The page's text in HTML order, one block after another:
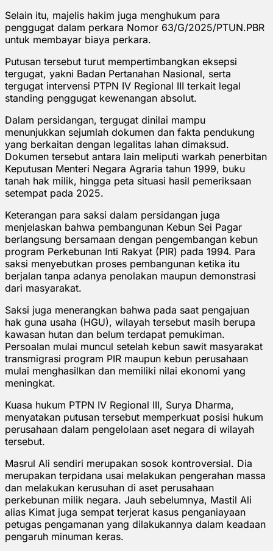
Selain itu, majelis hakim juga menghukum para
penggugat dalam perkara Nomor 63/G/2025/PTUN.PBR
untuk membayar biaya perkara.
Putusan tersebut turut mempertimbangkan eksepsi
tergugat, yakni Badan Pertanahan Nasional, serta
tergugat intervensi PTPN IV Regional III terkait legal
standing penggugat kewenangan absolut.
Dalam persidangan, tergugat dinilai mampu
menunjukkan sejumlah dokumen dan fakta pendukung
yang berkaitan dengan legalitas lahan dimaksud.
Dokumen tersebut antara lain meliputi warkah penerbitan
Keputusan Menteri Negara Agraria tahun 1999, buku
tanah hak milik, hingga peta situasi hasil pemeriksaan
setempat pada 2025.
Keterangan para saksi dalam persidangan juga
menjelaskan bahwa pembangunan Kebun Sei Pagar
berlangsung bersamaan dengan pengembangan kebun
program Perkebunan Inti Rakyat (PIR) pada 1994. Para
saksi menyebutkan proses pembangunan ketika itu
berjalan tanpa adanya penolakan maupun demonstrasi
dari masyarakat.
Saksi juga menerangkan bahwa pada saat pengajuan
hak guna usaha (HGU), wilayah tersebut masih berupa
kawasan hutan dan belum terdapat pemukiman.
Persoalan mulai muncul setelah kebun sawit masyarakat
transmigrasi program PIR maupun kebun perusahaan
mulai menghasilkan dan memiliki nilai ekonomi yang
meningkat.
Kuasa hukum PTPN IV Regional III, Surya Dharma,
menyatakan putusan tersebut memperkuat posisi hukum
perusahaan dalam pengelolaan aset negara di wilayah
tersebut.
Masrul Ali sendiri merupakan sosok kontroversial. Dia
merupakan terpidana usai melakukan pengerahan massa
dan melakukan kerusuhan di aset perusahaan
perkebunan milik negara. Jauh sebelumnya, Mastil Ali
alias Kimat juga sempat terjerat kasus penganiayaan
petugas pengamanan yang dilakukannya dalam keadaan
pengaruh minuman keras.